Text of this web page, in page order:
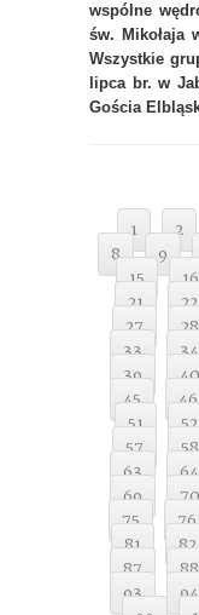
wspólne
św. Mikołaja
Wszystkie
lipca br. w
Gościa
1 2
8
9
15
16
21
22
27
28
33
34
39
40
45
46
51
52
57
58
63
64
69
70
75
76
81
82
87
88
93
94